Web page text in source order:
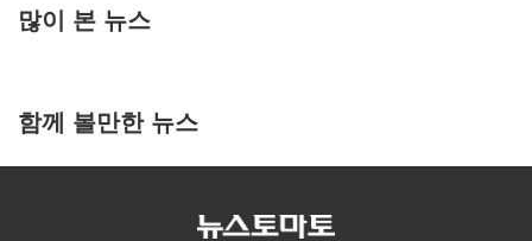
많이 본 뉴스
함께 볼만한 뉴스